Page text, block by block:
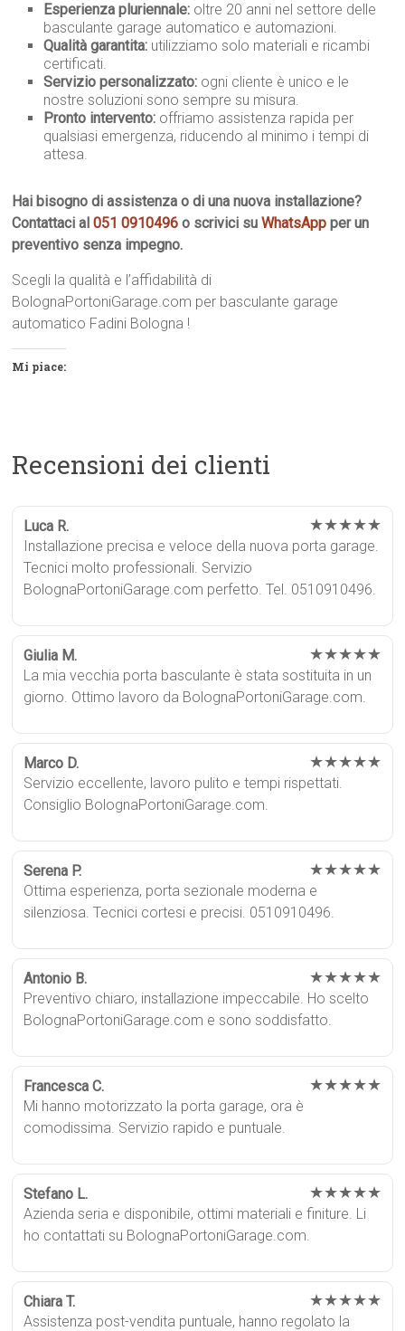
Esperienza pluriennale: oltre 20 anni nel settore delle
basculante garage automatico e automazioni.
Qualità garantita: utilizziamo solo materiali e ricambi
certificati.
Servizio personalizzato: ogni cliente è unico e le
nostre soluzioni sono sempre su misura.
Pronto intervento: offriamo assistenza rapida per
qualsiasi emergenza, riducendo al minimo i tempi di
attesa.
Hai bisogno di assistenza o di una nuova installazione?
Contattaci al051 0910496 o scrivici suWhatsApp per un
preventivo senza impegno.
Scegli la qualità e l’affidabilità di
BolognaPortoniGarage.com per basculante garage
automatico Fadini Bologna !
Mi piace:
Recensioni dei clienti
Luca R. ★★★★★
Installazione precisa e veloce della nuova porta garage.
Tecnici molto professionali. Servizio
BolognaPortoniGarage.com perfetto. Tel. 0510910496.
Giulia M. ★★★★★
La mia vecchia porta basculante è stata sostituita in un
giorno. Ottimo lavoro da BolognaPortoniGarage.com.
Marco D. ★★★★★
Servizio eccellente, lavoro pulito e tempi rispettati.
Consiglio BolognaPortoniGarage.com.
Serena P. ★★★★★
Ottima esperienza, porta sezionale moderna e
silenziosa. Tecnici cortesi e precisi. 0510910496.
Antonio B. ★★★★★
Preventivo chiaro, installazione impeccabile. Ho scelto
BolognaPortoniGarage.com e sono soddisfatto.
Francesca C. ★★★★★
Mi hanno motorizzato la porta garage, ora è
comodissima. Servizio rapido e puntuale.
Stefano L. ★★★★★
Azienda seria e disponibile, ottimi materiali e finiture. Li
ho contattati su BolognaPortoniGarage.com.
Chiara T. ★★★★★
Assistenza post-vendita puntuale, hanno regolato la